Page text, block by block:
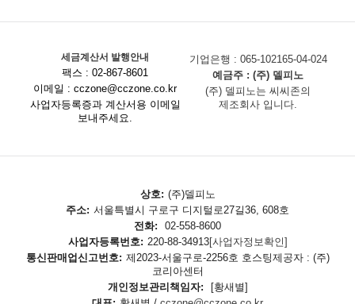
세금계산서 발행안내
팩스 : 02-867-8601
이메일 : cczone@cczone.co.kr
사업자등록증과 계산서용 이메일
보내주세요.
기업은행 : 065-102165-04-024
예금주 : (주) 델피노
(주) 델피노는 씨씨존의
제조회사 입니다.
상호: (주)델피노
주소: 서울특별시 구로구 디지털로27길36, 608호
전화:
02-558-8600
사업자등록번호: 220-88-34913[사업자정보확인]
통신판매업신고번호: 제2023-서울구로-2256호 호스팅제공자 : (주)
코리아센터
개인정보관리책임자:
[황새별]